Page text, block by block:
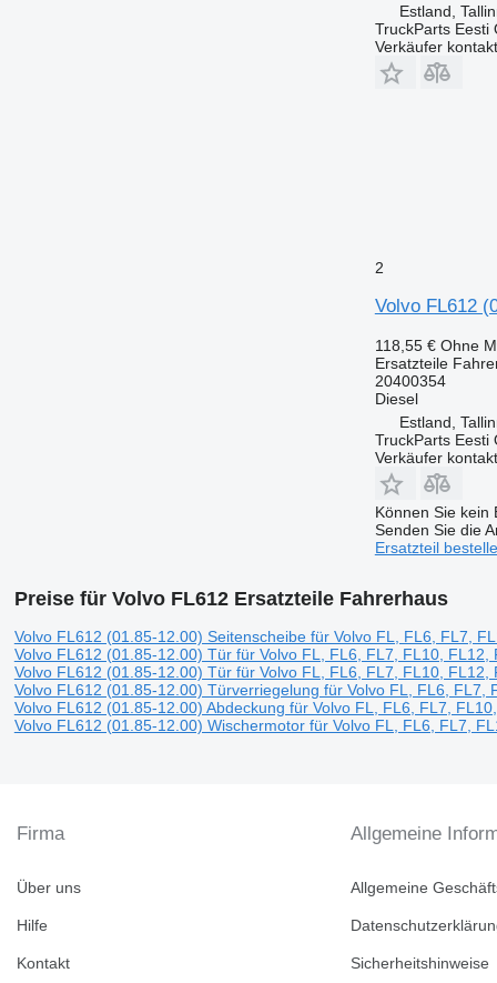
Estland,
TruckParts Eesti
Verkäufer
2
Volvo FL612
118,55 € Ohne
Ersatzteile
20400354
Diesel
Estland,
TruckParts Eesti
Verkäufer
Können Sie kein
Senden Sie die
Ersatzteil
Preise für Volvo FL612 Ersatzteile Fahrerhaus
Volvo FL612 (01.85-12.00) Seitenscheibe für Volvo FL, FL6, FL7,
Volvo FL612 (01.85-12.00) Tür für Volvo FL, FL6, FL7, FL10,
Volvo FL612 (01.85-12.00) Tür für Volvo FL, FL6, FL7, FL10,
Volvo FL612 (01.85-12.00) Türverriegelung für Volvo FL, FL6,
Volvo FL612 (01.85-12.00) Abdeckung für Volvo FL, FL6, FL7,
Volvo FL612 (01.85-12.00) Wischermotor für Volvo FL, FL6, FL7,
Firma
Über uns
Hilfe
Kontakt
Allgemeine
Allgemeine
Sicherheitshinweise